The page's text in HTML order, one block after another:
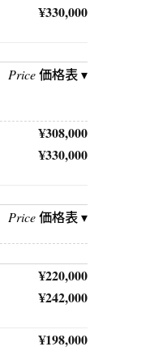
¥330,000
Price価格表 ▾
¥308,000
¥330,000
Price価格表 ▾
¥220,000
¥242,000
¥198,000